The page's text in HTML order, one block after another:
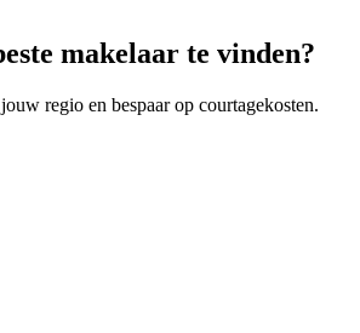
makelaar te vinden?
regio en bespaar op courtagekosten.